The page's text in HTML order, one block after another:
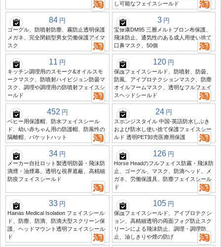
し可能なフェイスシールド
84 円
ゴーグル、防噴射防塵、霧防止透明保護
メガネ、完全閉鎖型男女労働保護アイマ
スク
3 円
宝偉康DM95 三層メルトブロン布保護、
飛沫防止、通気性のある成人用使い捨て
口鼻マスク、50個
11 円
キッチン調理用のスモーク&オイルスモ
ークマスク、防噴射ハイビジョン防曇マ
スク、調理や調理用の防噴射フェイスシ
ールド
120 円
保護フェイスシールド、防噴射、防曇、
防風、アイプロテクションマスク、防塵
オイルフームマスク、透明なフルフェイ
スヘッドシールド
452 円
ベビー用保護帽、防水フェイスシール
ド、幼い赤ちゃん用の防護帽、防風性の
隔離帽、バケットハット
24 円
スポンジスタイル 中国-英語防水しぶき
および防水し使い捨て保護フェイスシー
ルド 透明PET卸売医療用保護
34 円
メーカー自社ロット製透明防曇・飛沫防
滴煙・油煙幕、透明な視界遮蔽、高精細
防疫フェイスシールド
126 円
Horse Headのフルフェイス防霧・飛沫防
止、ゴーグル、マスク、防滴ヘッド、メ
ガネ、労働保護具、防塵フェイスシール
ド
33 円
Hainas Medical Isolation フェイスシール
ド、防塵、防滴、防滴大型スクリーン保
護、ヘッドマウント透明フェイスシール
ド
105 円
保護フェイスシールド、アイプロテクシ
ョン、高精細透明の両面フォグ防止スク
リーンによる飛沫防止、調理・調理防
止、油しきりや煙の防げ